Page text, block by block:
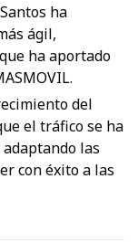
ha
ágil,
ha aportado
del
el tráfico se ha
las
con éxito a las